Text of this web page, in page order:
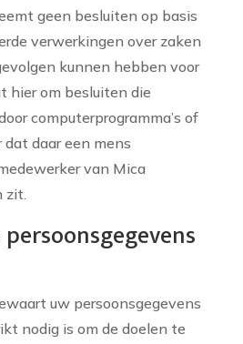
geen besluiten op basis
verwerkingen over zaken
kunnen hebben voor
hier om besluiten die
computerprogramma’s of
daar een mens
van Mica
zit.
uw persoonsgegevens
nodig is om de doelen te